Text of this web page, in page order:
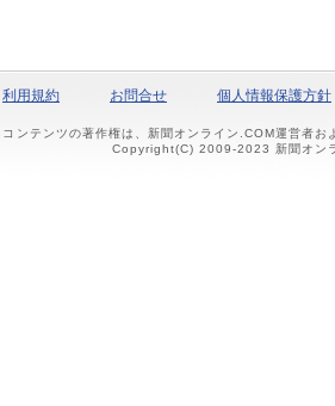
利用規約 お問合せ 個人情報保護方針
ンテンツの著作権は、新聞オンライン.COM運営者
Copyright(C) 2009-2023 新聞オン